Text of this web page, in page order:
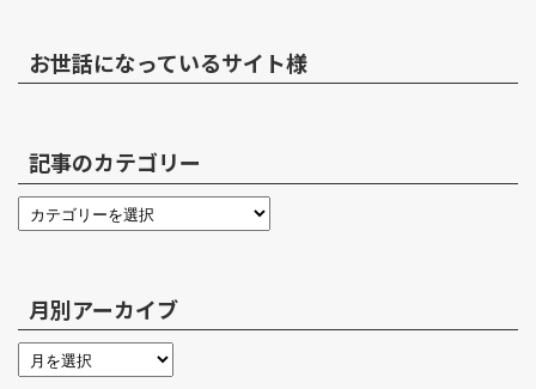
お世話になっているサイト様
記事のカテゴリー
月別アーカイブ